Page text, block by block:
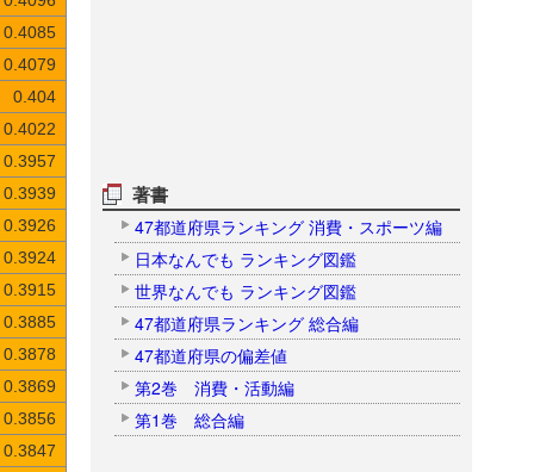
著書
47都道府県ランキング 消費・スポーツ編
日本なんでも ランキング図鑑
世界なんでも ランキング図鑑
47都道府県ランキング 総合編
47都道府県の偏差値
第2巻 消費・活動編
第1巻 総合編
0.4085
0.4079
0.404
0.4022
0.3957
0.3939
0.3926
0.3924
0.3915
0.3885
0.3878
0.3869
0.3856
0.3847